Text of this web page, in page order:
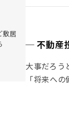
敷居
─ 不動産
大事だろう
「将来へ